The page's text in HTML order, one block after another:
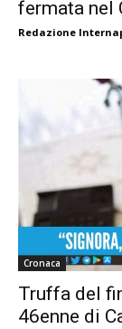
fermata nel
Redazione
Cronaca
Truffa del
46enne di